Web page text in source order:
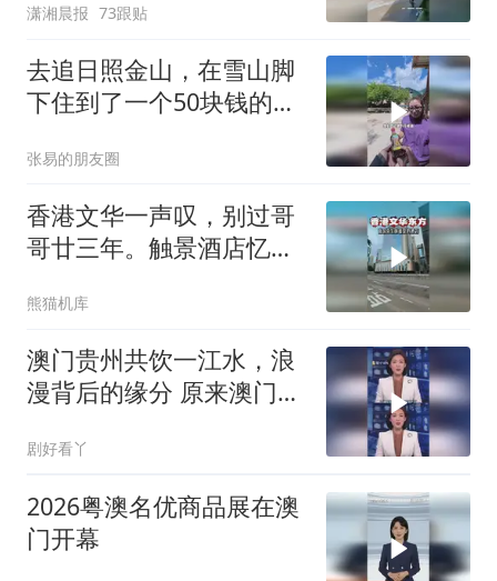
潇湘晨报 73跟贴
去追日照金山，在雪山脚
下住到了一个50块钱的酒
张易的朋友圈
香港文华一声叹，别过哥
哥廿三年。触景酒店忆芳
熊猫机库
澳门贵州共饮一江水，浪
漫背后的缘分 原来澳门帮
漫！
剧好看丫
2026粤澳名优商品展在澳
门开幕